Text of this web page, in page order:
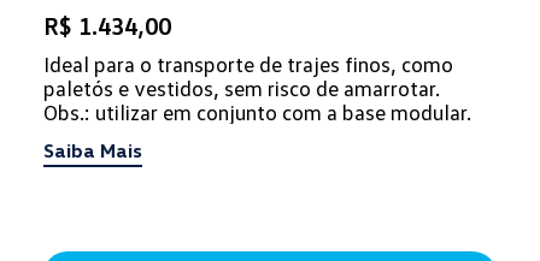
R$ 1.434,00
Ideal para o transporte de trajes finos, como
paletós e vestidos, sem risco de amarrotar.
Obs.: utilizar em conjunto com a base modular.
Saiba Mais